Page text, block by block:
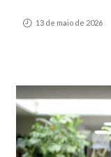
13 de maio de 2026